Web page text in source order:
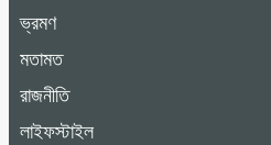
ভ্রমণ
মতামত
রাজনীতি
লাইফস্টাইল